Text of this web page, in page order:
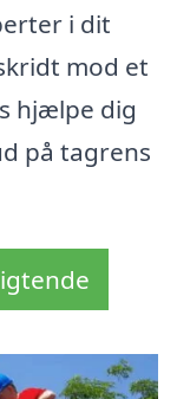
i dit
mod et
hjælpe dig
på tagrens